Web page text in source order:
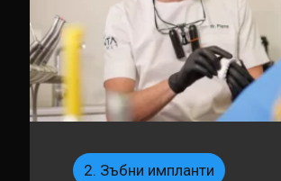
2. Зъбни импланти